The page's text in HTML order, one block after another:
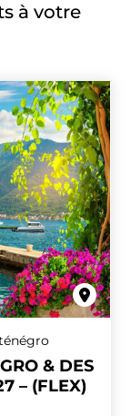
à votre
& DES
– (FLEX)